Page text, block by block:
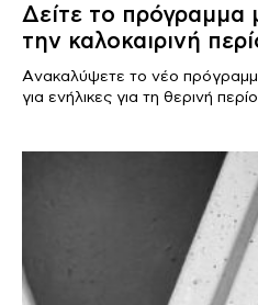
Δείτε το πρόγραμμα
την καλοκαιρινή
Aνακαλύψετε το νέο
για ενήλικες για τη θερινή